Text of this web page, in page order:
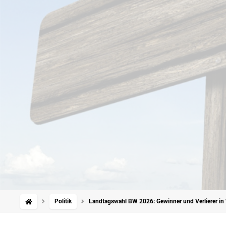
Politik Landtagswahl BW 2026: Gewinner und Verlierer